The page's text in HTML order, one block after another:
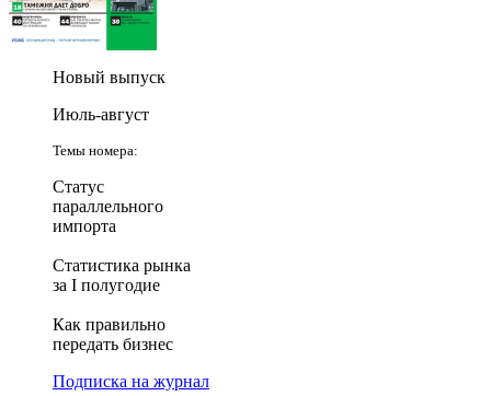
Новый выпуск
Июль-август
Темы номера:
Статус
параллельного
импорта
Статистика рынка
за I полугодие
Как правильно
передать бизнес
Подписка на журнал